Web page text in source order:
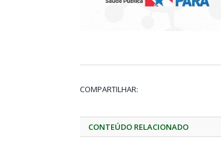
COMPARTILHAR:
CONTEÚDO RELACIONADO